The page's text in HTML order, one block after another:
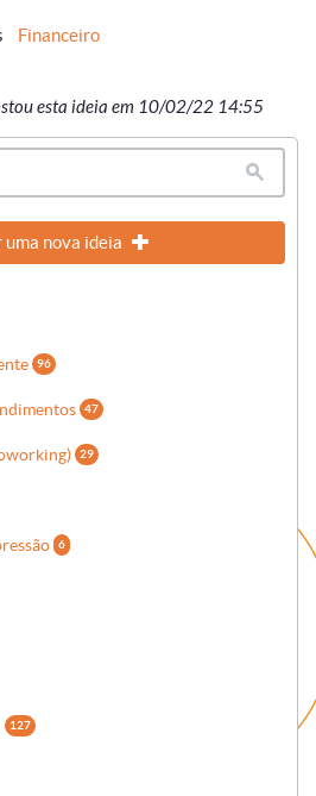
Financeiro
esta ideia em 10/02/22 14:55
uma nova ideia
96
47
29
6
127